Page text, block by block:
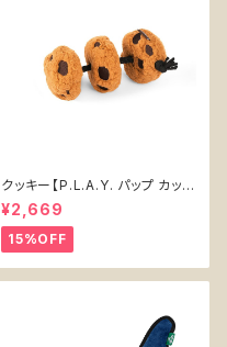
クッキー【P.L.A.Y. パップ カップ
カフェ】犬用おもちゃ Cookies
n' Treats 【P.L.A.Y. Pup Cup
Cafe Collection】
¥2,669
15%OFF